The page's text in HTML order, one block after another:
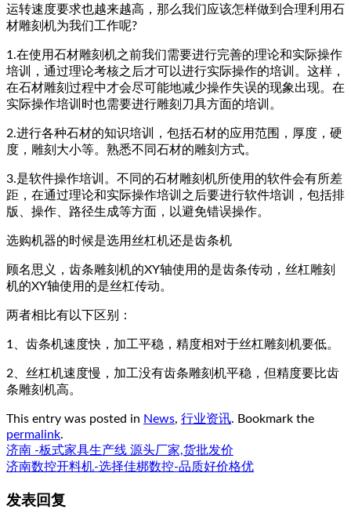
运转速度要求也越来越高，那么我们应该怎样做到合理利用石
材雕刻机为我们工作呢?
1.在使用石材雕刻机之前我们需要进行完善的理论和实际操作
培训，通过理论考核之后才可以进行实际操作的培训。这样，
在石材雕刻过程中才会尽可能地减少操作失误的现象出现。在
实际操作培训时也需要进行雕刻刀具方面的培训。
2.进行各种石材的知识培训，包括石材的应用范围，厚度，硬
度，雕刻大小等。熟悉不同石材的雕刻方式。
3.是软件操作培训。不同的石材雕刻机所使用的软件会有所差
距，在通过理论和实际操作培训之后要进行软件培训，包括排
版、操作、路径生成等方面，以避免错误操作。
选购机器的时候是选用丝杠机还是齿条机
顾名思义，齿条雕刻机的XY轴使用的是齿条传动，丝杠雕刻
机的XY轴使用的是丝杠传动。
两者相比有以下区别：
1、齿条机速度快，加工平稳，精度相对于丝杠雕刻机要低。
2、丝杠机速度慢，加工没有齿条雕刻机平稳，但精度要比齿
条雕刻机高。
This entry was posted in News, 行业资讯. Bookmark the
permalink.
济南 -板式家具生产线 源头厂家,货批发价
济南数控开料机-选择佳梆数控-品质好价格优
发表回复